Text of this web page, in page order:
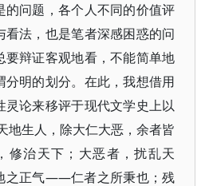
的问题，各个人不同的价值评
看法，也是笔者深感困惑的问
要辩证客观地看，不能简单地
分明的划分。在此，我想借用
论来移评于现代文学史上以
地生人，除大仁大恶，余者皆
治天下；大恶者，扰乱天
正气——仁者之所秉也；残